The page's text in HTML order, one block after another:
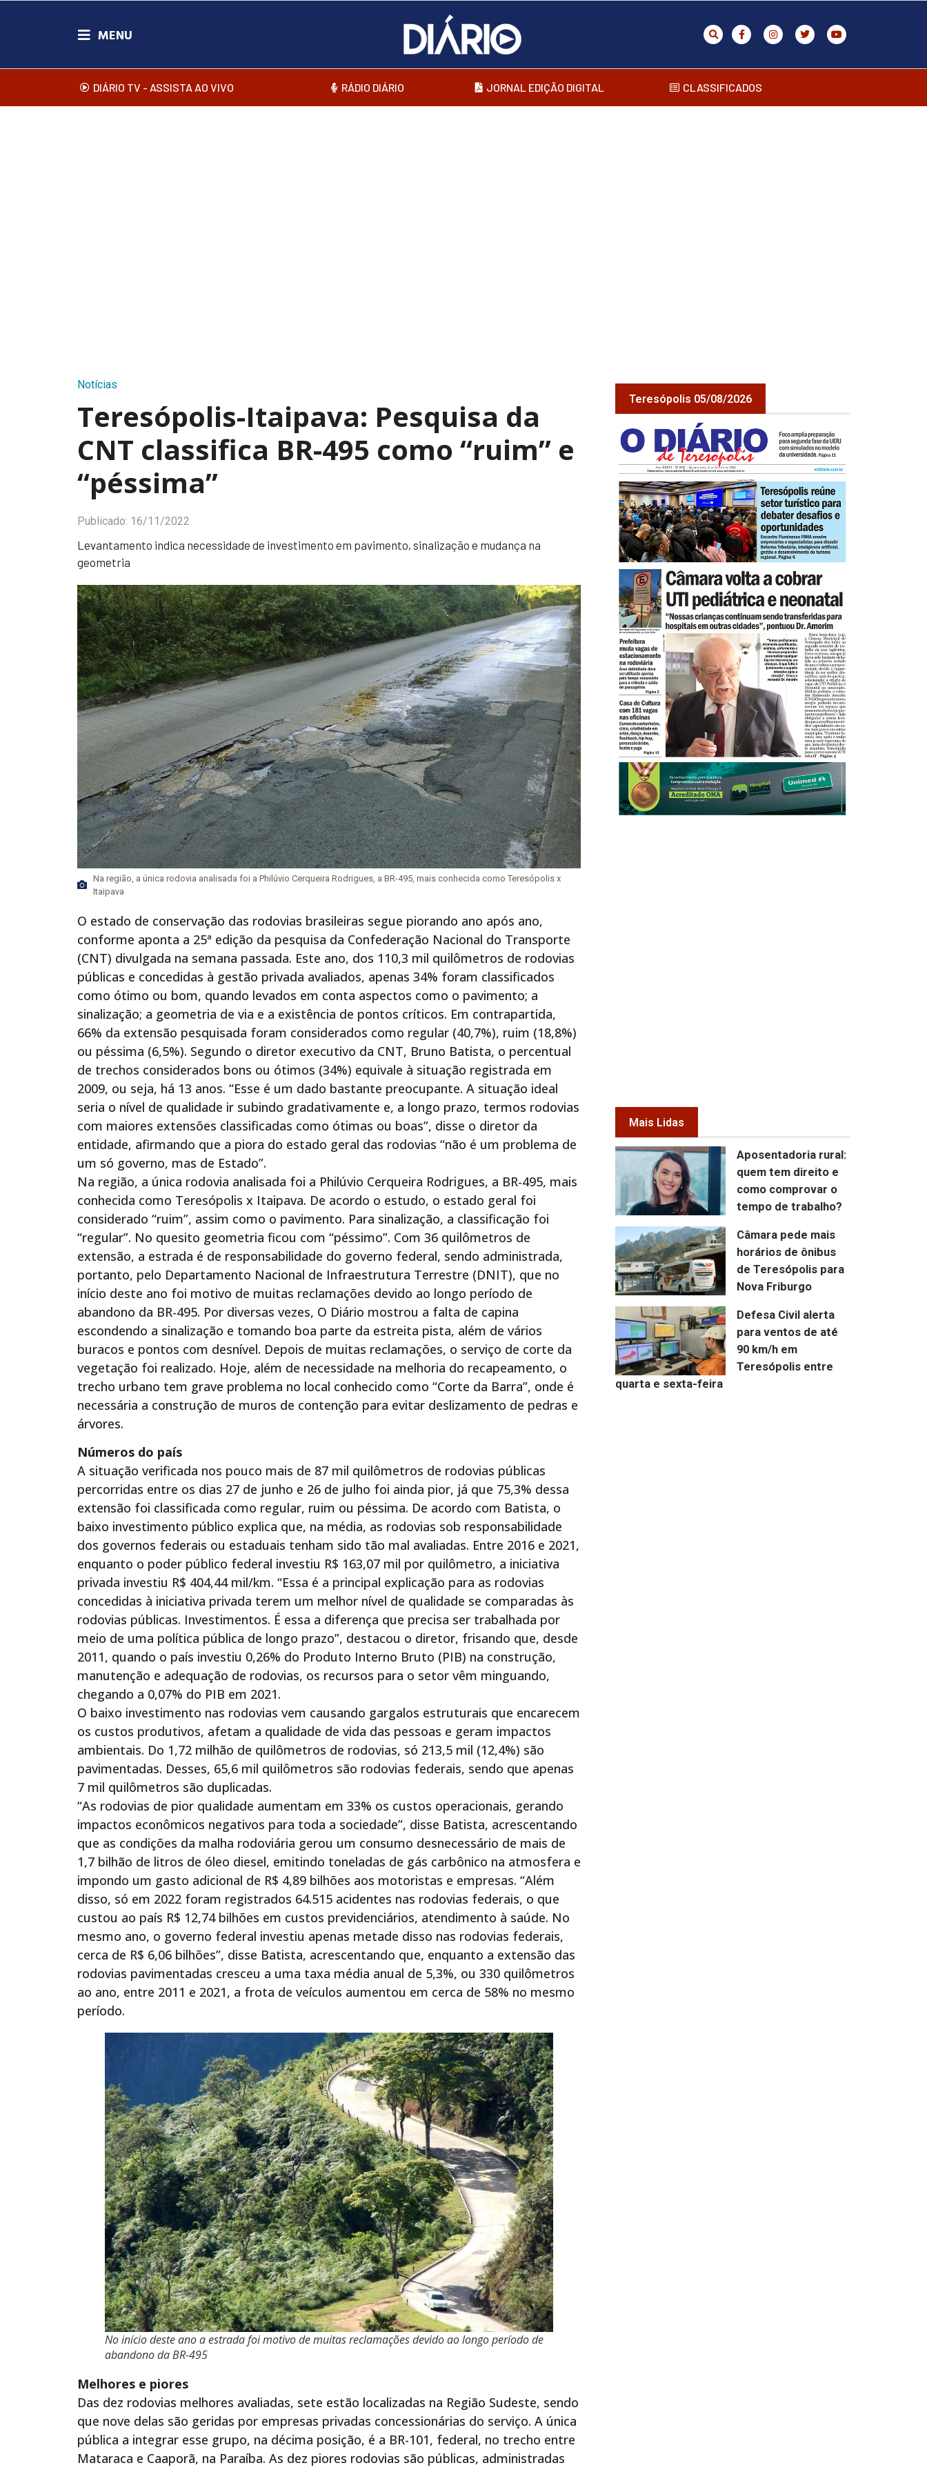
DIÁRIO TV - ASSISTA AO VIVO RÁDIO DIÁRIO JORNAL EDIÇÃO DIGITAL CLASSIFICADOS
Notícias
Teresópolis-Itaipava: Pesquisa da
CNT classifica BR-495 como “ruim” e
“péssima”
Publicado: 16/11/2022
Levantamento indica necessidade de investimento em pavimento, sinalização e mudança na
geometria
Na região, a única rodovia analisada foi a Philúvio Cerqueira Rodrigues, a BR-495, mais conhecida como Teresópolis x
Itaipava
O estado de conservação das rodovias brasileiras segue piorando ano após ano,
conforme aponta a 25ª edição da pesquisa da Confederação Nacional do Transporte
(CNT) divulgada na semana passada. Este ano, dos 110,3 mil quilômetros de rodovias
públicas e concedidas à gestão privada avaliados, apenas 34% foram classificados
como ótimo ou bom, quando levados em conta aspectos como o pavimento; a
sinalização; a geometria de via e a existência de pontos críticos. Em contrapartida,
66% da extensão pesquisada foram considerados como regular (40,7%), ruim (18,8%)
ou péssima (6,5%). Segundo o diretor executivo da CNT, Bruno Batista, o percentual
de trechos considerados bons ou ótimos (34%) equivale à situação registrada em
2009, ou seja, há 13 anos. “Esse é um dado bastante preocupante. A situação ideal
seria o nível de qualidade ir subindo gradativamente e, a longo prazo, termos rodovias
com maiores extensões classificadas como ótimas ou boas”, disse o diretor da
entidade, afirmando que a piora do estado geral das rodovias “não é um problema de
um só governo, mas de Estado”.
Na região, a única rodovia analisada foi a Philúvio Cerqueira Rodrigues, a BR-495, mais
conhecida como Teresópolis x Itaipava. De acordo o estudo, o estado geral foi
considerado “ruim”, assim como o pavimento. Para sinalização, a classificação foi
“regular”. No quesito geometria ficou com “péssimo”. Com 36 quilômetros de
extensão, a estrada é de responsabilidade do governo federal, sendo administrada,
portanto, pelo Departamento Nacional de Infraestrutura Terrestre (DNIT), que no
início deste ano foi motivo de muitas reclamações devido ao longo período de
abandono da BR-495. Por diversas vezes, O Diário mostrou a falta de capina
escondendo a sinalização e tomando boa parte da estreita pista, além de vários
buracos e pontos com desnível. Depois de muitas reclamações, o serviço de corte da
vegetação foi realizado. Hoje, além de necessidade na melhoria do recapeamento, o
trecho urbano tem grave problema no local conhecido como “Corte da Barra”, onde é
necessária a construção de muros de contenção para evitar deslizamento de pedras e
árvores.
Números do país
A situação verificada nos pouco mais de 87 mil quilômetros de rodovias públicas
percorridas entre os dias 27 de junho e 26 de julho foi ainda pior, já que 75,3% dessa
extensão foi classificada como regular, ruim ou péssima. De acordo com Batista, o
baixo investimento público explica que, na média, as rodovias sob responsabilidade
dos governos federais ou estaduais tenham sido tão mal avaliadas. Entre 2016 e 2021,
enquanto o poder público federal investiu R$ 163,07 mil por quilômetro, a iniciativa
privada investiu R$ 404,44 mil/km. “Essa é a principal explicação para as rodovias
concedidas à iniciativa privada terem um melhor nível de qualidade se comparadas às
rodovias públicas. Investimentos. É essa a diferença que precisa ser trabalhada por
meio de uma política pública de longo prazo”, destacou o diretor, frisando que, desde
2011, quando o país investiu 0,26% do Produto Interno Bruto (PIB) na construção,
manutenção e adequação de rodovias, os recursos para o setor vêm minguando,
chegando a 0,07% do PIB em 2021.
O baixo investimento nas rodovias vem causando gargalos estruturais que encarecem
os custos produtivos, afetam a qualidade de vida das pessoas e geram impactos
ambientais. Do 1,72 milhão de quilômetros de rodovias, só 213,5 mil (12,4%) são
pavimentadas. Desses, 65,6 mil quilômetros são rodovias federais, sendo que apenas
7 mil quilômetros são duplicadas.
“As rodovias de pior qualidade aumentam em 33% os custos operacionais, gerando
impactos econômicos negativos para toda a sociedade”, disse Batista, acrescentando
que as condições da malha rodoviária gerou um consumo desnecessário de mais de
1,7 bilhão de litros de óleo diesel, emitindo toneladas de gás carbônico na atmosfera e
impondo um gasto adicional de R$ 4,89 bilhões aos motoristas e empresas. “Além
disso, só em 2022 foram registrados 64.515 acidentes nas rodovias federais, o que
custou ao país R$ 12,74 bilhões em custos previdenciários, atendimento à saúde. No
mesmo ano, o governo federal investiu apenas metade disso nas rodovias federais,
cerca de R$ 6,06 bilhões”, disse Batista, acrescentando que, enquanto a extensão das
rodovias pavimentadas cresceu a uma taxa média anual de 5,3%, ou 330 quilômetros
ao ano, entre 2011 e 2021, a frota de veículos aumentou em cerca de 58% no mesmo
período.
No início deste ano a estrada foi motivo de muitas reclamações devido ao longo período de
abandono da BR-495
Melhores e piores
Das dez rodovias melhores avaliadas, sete estão localizadas na Região Sudeste, sendo
que nove delas são geridas por empresas privadas concessionárias do serviço. A única
pública a integrar esse grupo, na décima posição, é a BR-101, federal, no trecho entre
Mataraca e Caaporã, na Paraíba. As dez piores rodovias são públicas, administradas
Teresópolis 05/08/2026
Mais Lidas
Aposentadoria rural:
quem tem direito e
como comprovar o
tempo de trabalho?
Câmara pede mais
horários de ônibus
de Teresópolis para
Nova Friburgo
Defesa Civil alerta
para ventos de até
90 km/h em
Teresópolis entre
quarta e sexta-feira